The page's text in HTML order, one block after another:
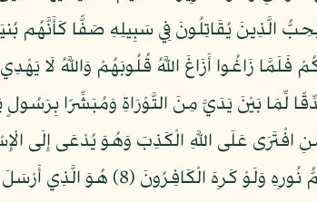
لِّمَا بَيْنَ يَدَيَّ مِنَ التَّوْرَاةِ وَمُبَشِّرًا
سِحْرٌ مُّبِينٌ (6) وَمَنْ أَظْلَمُ مِمَّنِ افْتَرَى عَلَى اللَّهِ الْكَذِبَ وَهُوَ
الظَّالِمِينَ (7) يُرِيدُونَ لِيُطْفِؤُوا نُورَ اللَّهِ